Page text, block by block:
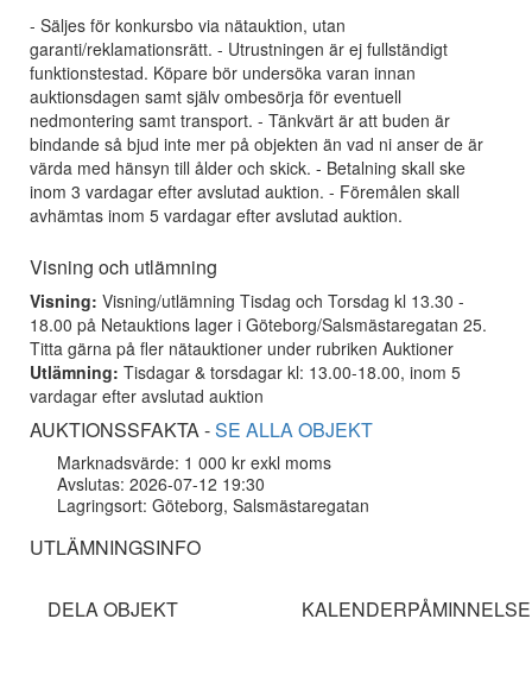
- Säljes för konkursbo via nätauktion, utan
garanti/reklamationsrätt. - Utrustningen är ej fullständigt
funktionstestad. Köpare bör undersöka varan innan
auktionsdagen samt själv ombesörja för eventuell
nedmontering samt transport. - Tänkvärt är att buden är
bindande så bjud inte mer på objekten än vad ni anser de är
värda med hänsyn till ålder och skick. - Betalning skall ske
inom 3 vardagar efter avslutad auktion. - Föremålen skall
avhämtas inom 5 vardagar efter avslutad auktion.
Visning och utlämning
Visning: Visning/utlämning Tisdag och Torsdag kl 13.30 -
18.00 på Netauktions lager i Göteborg/Salsmästaregatan 25.
Titta gärna på fler nätauktioner under rubriken Auktioner
Utlämning: Tisdagar & torsdagar kl: 13.00-18.00, inom 5
vardagar efter avslutad auktion
AUKTIONSSFAKTA -SE ALLA OBJEKT
Marknadsvärde: 1 000 kr exkl moms
Avslutas: 2026-07-12 19:30
Lagringsort: Göteborg, Salsmästaregatan
UTLÄMNINGSINFO
DELA OBJEKT KALENDERPÅMINNELSE